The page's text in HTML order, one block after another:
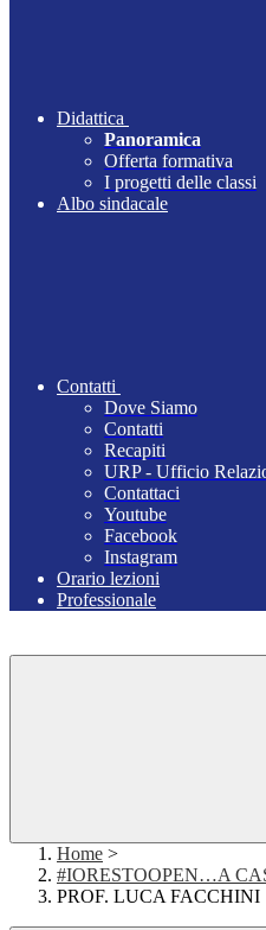
Didattica
Panoramica
Offerta formativa
I progetti delle classi
Albo sindacale
Contatti
Dove Siamo
Contatti
Recapiti
URP - Ufficio
Contattaci
Youtube
Facebook
Instagram
Orario lezioni
Professionale
Home >
#IORESTOOPEN…A
PROF. LUCA FACCHINI